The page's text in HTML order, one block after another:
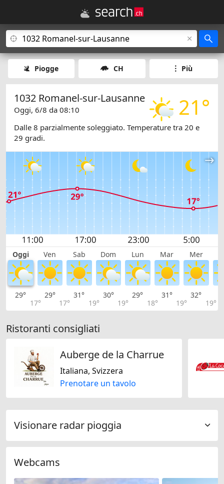
Piogge CH Più
21°
1032 Romanel-sur-Lausanne
Oggi, 6/8 da 08:10
Dalle 8 parzialmente soleggiato. Temperature tra 20 e
29 gradi.
Oggi Ven Sab Dom Lun Mar Mer
29°
17°
29°
17°
31°
19°
30°
19°
29°
18°
31°
19°
32°
19°
Ristoranti consigliati
Auberge de la Charrue
Italiana, Svizzera
Prenotare un tavolo
Visionare radar pioggia
Webcams